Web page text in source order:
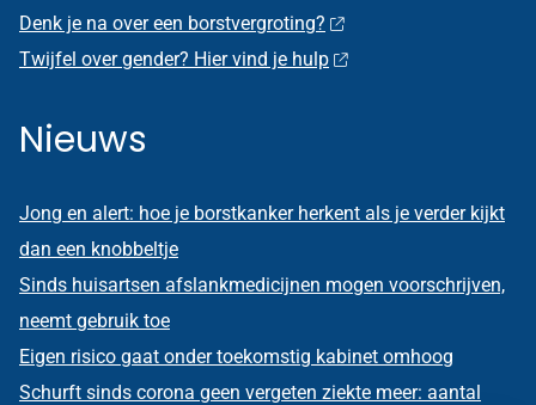
Denk je na over een borstvergroting?
Twijfel over gender? Hier vind je hulp
Nieuws
Jong en alert: hoe je borstkanker herkent als je verder kijkt
dan een knobbeltje
Sinds huisartsen afslankmedicijnen mogen voorschrijven,
neemt gebruik toe
Eigen risico gaat onder toekomstig kabinet omhoog
Schurft sinds corona geen vergeten ziekte meer: aantal